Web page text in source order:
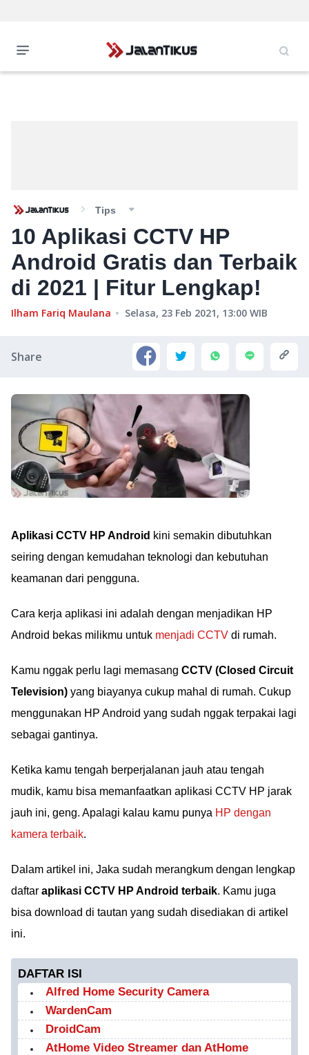
Tips
10 Aplikasi CCTV HP
Android Gratis dan Terbaik
di 2021 | Fitur Lengkap!
Ilham Fariq Maulana Selasa, 23 Feb 2021, 13:00 WIB
Share
Aplikasi CCTV HP Android kini semakin dibutuhkan
seiring dengan kemudahan teknologi dan kebutuhan
keamanan dari pengguna.
Cara kerja aplikasi ini adalah dengan menjadikan HP
Android bekas milikmu untuk menjadi CCTV di rumah.
Kamu nggak perlu lagi memasang CCTV (Closed Circuit
Television) yang biayanya cukup mahal di rumah. Cukup
menggunakan HP Android yang sudah nggak terpakai lagi
sebagai gantinya.
Ketika kamu tengah berperjalanan jauh atau tengah
mudik, kamu bisa memanfaatkan aplikasi CCTV HP jarak
jauh ini, geng. Apalagi kalau kamu punya HP dengan
kamera terbaik.
Dalam artikel ini, Jaka sudah merangkum dengan lengkap
daftar aplikasi CCTV HP Android terbaik. Kamu juga
bisa download di tautan yang sudah disediakan di artikel
ini.
DAFTAR ISI
Alfred Home Security Camera
WardenCam
DroidCam
AtHome Video Streamer dan AtHome